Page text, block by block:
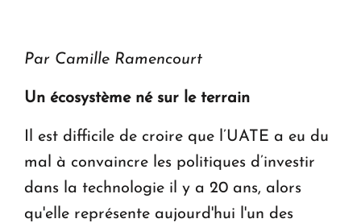
Par Camille Ramencourt
Un écosystème né sur le terrain
Il est difficile de croire que l’UATE a eu du
mal à convaincre les politiques d’investir
dans la technologie il y a 20 ans, alors
qu'elle représente aujourd'hui l'un des